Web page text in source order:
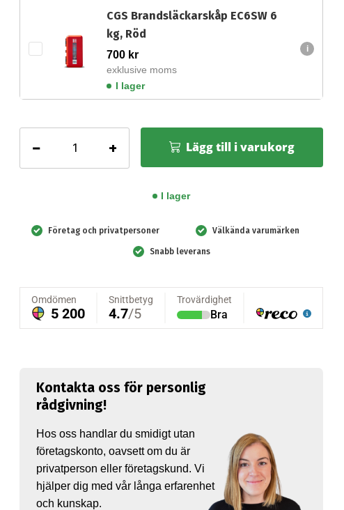
CGS Brandsläckarskåp EC6SW 6
kg, Röd
700 kr
exklusive moms
I lager
−
Pulversläckare
6
mängd
+ Lägg till i varukorg
I lager
Företag och privatpersoner Välkända varumärken
Snabb leverans
Kontakta oss för personlig
rådgivning!
Hos oss handlar du smidigt utan
företagskonto, oavsett om du är
privatperson eller företagskund. Vi
hjälper dig med vår långa erfarenhet
och kunskap.